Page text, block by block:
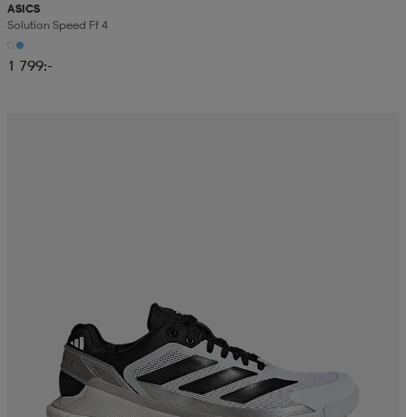
ASICS
Solution Speed Ff 4
1 799:-